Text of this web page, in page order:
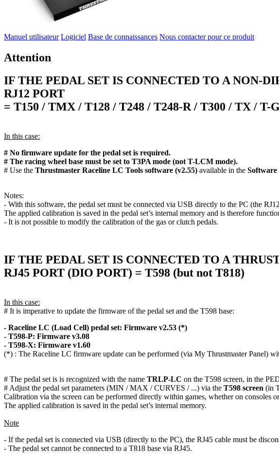
Manuel utilisateur Logiciel Base de connaissances Nous contacter pour ce produit
Attention
IF THE PEDAL SET IS CONNECTED TO A NON-
RJ12 PORT
= T150 / TMX / T128 / T248 / T248-R / T300 / TX /
In this case:
# No firmware update for the pedal set is required.
# The racing wheel base must be set to T3PA mode (not T-LCM mode).
# Use the Thrustmaster Raceline LC Tools software (v2.55) available in the Software
Notes:
- With this software, the pedal set must be connected via USB directly to the PC (the
The applied calibration is saved in the pedal set’s internal memory and is therefore
- It is not possible to modify the calibration of the gas or clutch pedals.
IF THE PEDAL SET IS CONNECTED TO A
RJ45 PORT (DIO PORT) = T598 (but not T818)
In this case:
# It is imperative to update the firmware of the pedal set and the T598 base:
- Raceline LC (Load Cell) pedal set: Firmware v2.53 (*)
- T598-P: Firmware v3.08
- T598-X: Firmware v1.60
(*) : The Raceline LC firmware update can be performed (via My Thrustmaster Panel)
# The pedal set is is recognized with the name TRLP-LC on the T598 screen, in the
# Adjust the pedal set parameters (MIN / MAX / CURVES / ...) via the T598 screen (in
Calibration via the screen can be performed directly within games, whether on consoles
The applied calibration is saved in the pedal set’s internal memory.
Note
- If the pedal set is connected via USB (directly to the PC), the RJ45 cable must be
- The pedal set cannot be connected to a T818 base via RJ45.